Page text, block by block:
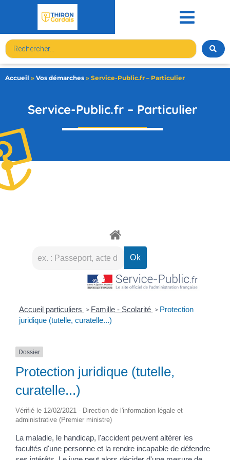
Accueil » Vos démarches » Service-Public.fr – Particulier
Service-Public.fr – Particulier
Accueil particuliers > Famille - Scolarité > Protection
juridique (tutelle, curatelle...)
Dossier
Protection juridique (tutelle,
curatelle...)
Vérifié le 12/02/2021 - Direction de l'information légale et
administrative (Premier ministre)
La maladie, le handicap, l'accident peuvent altérer les
facultés d'une personne et la rendre incapable de défendre